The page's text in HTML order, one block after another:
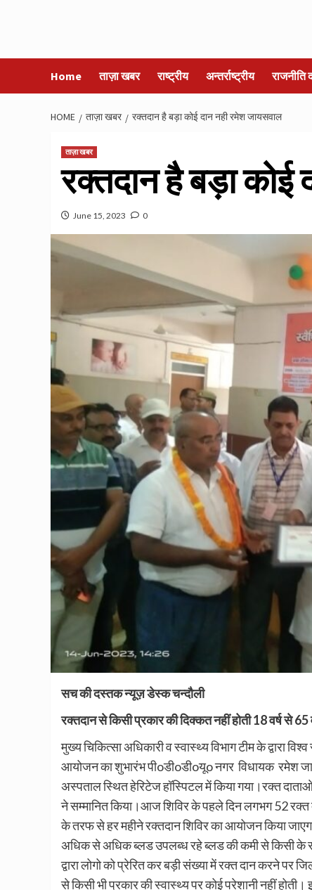
Home ताज़ा खबर राष्ट्रीय अन्तर्राष्ट्रीय
HOME ताज़ा खबर रक्तदान है बड़ा कोई दान नही रमेश जायसवाल
ताज़ा खबर
रक्तदान है बड़ा कोई
June 15, 2023 0
सच की दस्तक न्यूज़ डेस्क चन्दौली
रक्तदान से किसी प्रकार की दिक्कत नहीं होती 18 वर्ष से
मुख्य चिकित्सा अधिकारी व स्वास्थ्य विभाग टीम के द्वारा
आयोजन का शुभारंभ पीoडीoडीoयूo नगर विधायक रमेश
अस्पताल स्थित हेरिटेज हॉस्पिटल में किया गया।रक्त
ने सम्मानित किया।आज शिविर के पहले दिन लगभग 52 रक्त
के तरफ से हर महीने रक्तदान शिविर का आयोजन किया
अधिक से अधिक ब्लड उपलब्ध रहे ब्लड की कमी से किसी के
द्वारा लोगो को प्रेरित कर बड़ी संख्या में रक्त दान करने पर
से किसी भी प्रकार की स्वास्थ्य पर कोई परेशानी नहीं